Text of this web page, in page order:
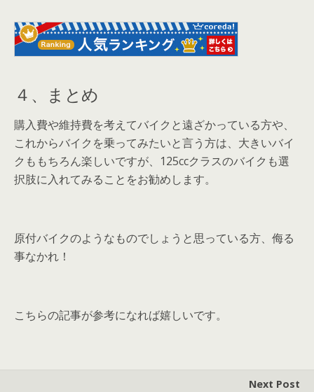
４、まとめ
購入費や維持費を考えてバイクと遠ざかっている方や、
これからバイクを乗ってみたいと言う方は、大きいバイ
クももちろん楽しいですが、125ccクラスのバイクも選
択肢に入れてみることをお勧めします。
原付バイクのようなものでしょうと思っている方、侮る
事なかれ！
こちらの記事が参考になれば嬉しいです。
Next Post